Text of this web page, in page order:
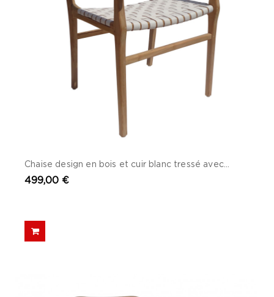
Chaise design en bois et cuir blanc tressé avec...
499,00 €